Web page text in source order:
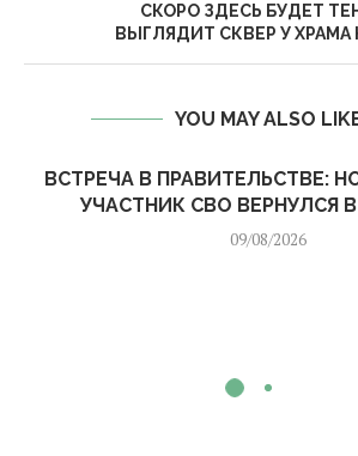
СКОРО ЗДЕСЬ БУДЕТ
ВЫГЛЯДИТ СКВЕР У ХРАМА
YOU MAY ALSO
ВСТРЕЧА В ПРАВИТЕЛЬСТВЕ:
УЧАСТНИК СВО ВЕРНУЛСЯ
09/08/2026